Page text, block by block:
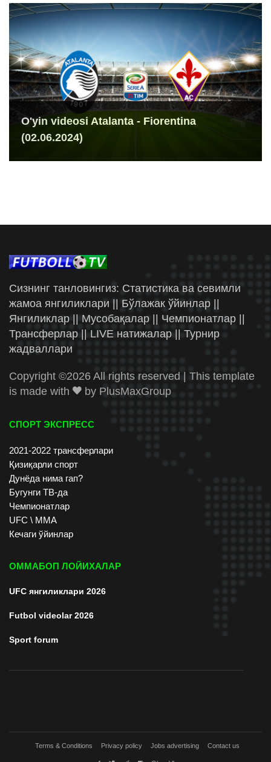
O'yin videosi Atalanta - Fiorentina
(02.06.2024)
Сизнинг танловингиз: Статистика ва севимли
жамоа янгиликлари || Бўлажак ўйинлар ||
Янгиликлар || Мусобақалар || Чемпионатлар ||
Трансферлар || LIVE натижалар || Турнир
жадваллари
Copyright ©2026 All rights reserved | This template
is made with
by PlusMaxGroup
СПОРТ ЭКСПРЕСС
2021-2022 трансферлари
Қизиқарли спорт
Дунёда нима гап?
Бугунги ТВ-да
Чемпионатлар
UFC \ ММА
Кечаги ўйинлар
ОММАБОП ЛОЙИХАЛАР
UFC янгиликлари 2026
Futbol videolar 2026
Sport forum
Terms & Conditions Privacy policy Jobs advertising Contact us